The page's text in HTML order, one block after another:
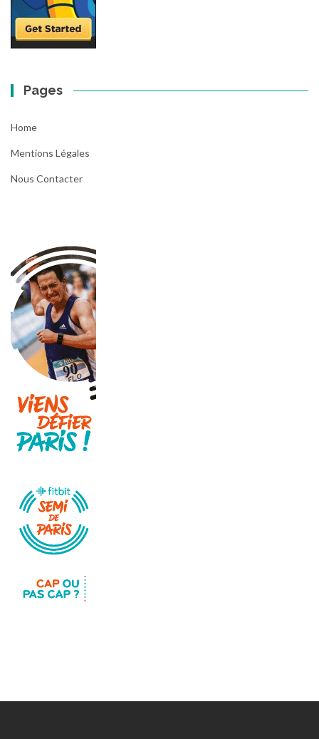
Pages
Home
Mentions Légales
Nous Contacter